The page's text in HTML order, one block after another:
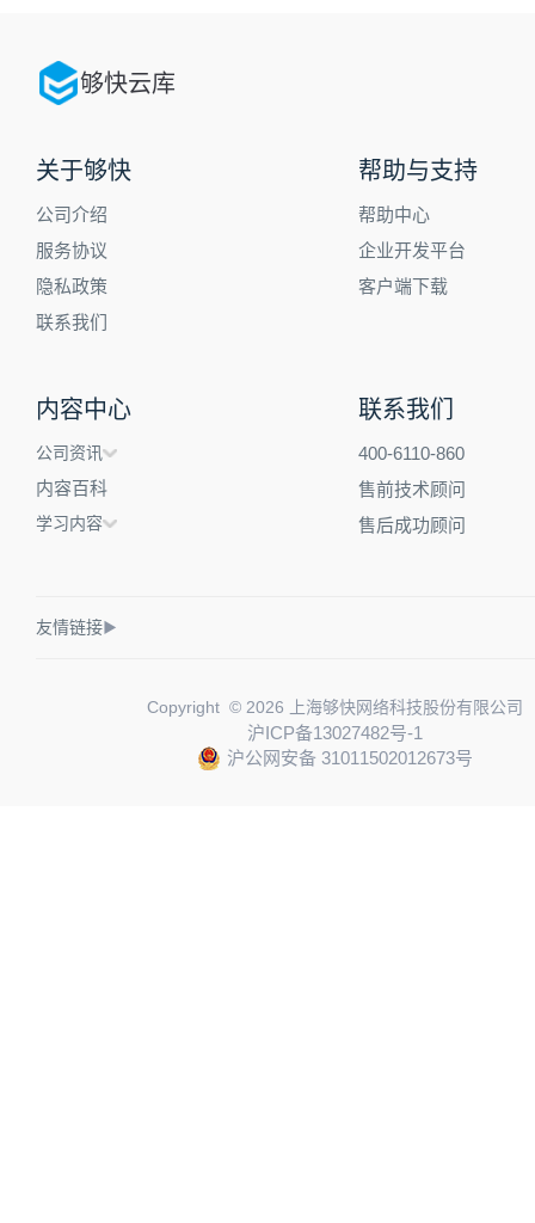
够快云库
关于够快
公司介绍
服务协议
隐私政策
联系我们
帮助与支持
帮助中心
企业开发平台
客户端下载
内容中心
公司资讯
内容百科
学习内容
联系我们
400-6110-860
售前技术顾问
售后成功顾问
友情链接▶
Copyright © 2026 上海够快网络科技股份有限公司
沪ICP备13027482号-1
沪公网安备 31011502012673号